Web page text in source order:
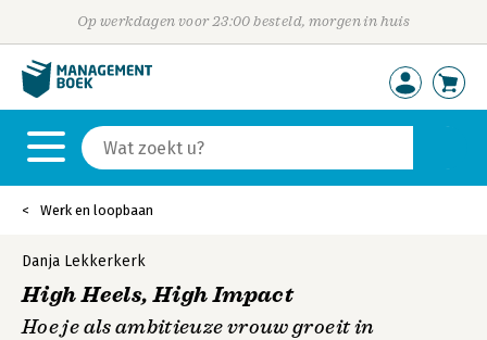
Op werkdagen voor 23:00 besteld, morgen in huis
Werk en loopbaan
Danja Lekkerkerk
High Heels, High Impact
Hoe je als ambitieuze vrouw groeit in